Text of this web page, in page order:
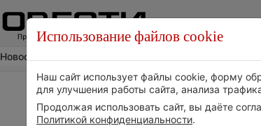
Новости погоды
Использование файлов cookie
Наш сайт использует файлы cookie, форму
для улучшения работы сайта, анализа
Продолжая использовать сайт, вы даёте
Политикой конфиденциальности.